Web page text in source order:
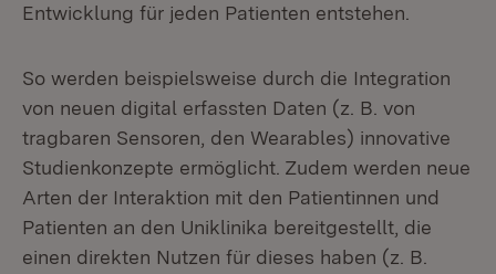
Entwicklung für jeden Patienten entstehen.
So werden beispielsweise durch die Integration
von neuen digital erfassten Daten (z. B. von
tragbaren Sensoren, den Wearables) innovative
Studienkonzepte ermöglicht. Zudem werden neue
Arten der Interaktion mit den Patientinnen und
Patienten an den Uniklinika bereitgestellt, die
einen direkten Nutzen für dieses haben (z. B.